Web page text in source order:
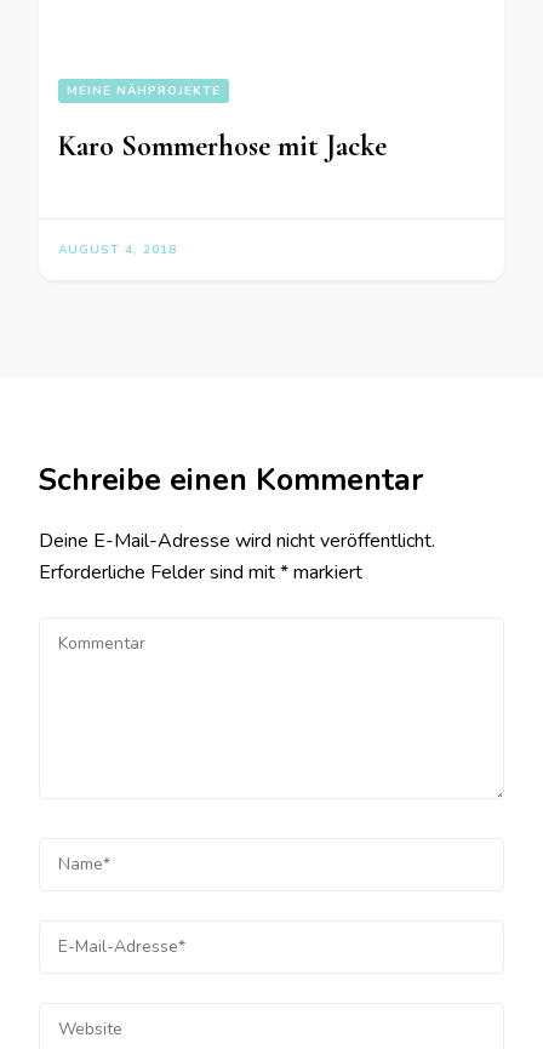
MEINE NÄHPROJEKTE
Karo Sommerhose mit Jacke
AUGUST 4, 2018
Schreibe einen Kommentar
Deine E-Mail-Adresse wird nicht veröffentlicht.
Erforderliche Felder sind mit*markiert